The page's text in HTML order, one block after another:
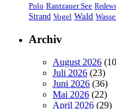
Polo Rantzauer See
Strand Vogel Wald
Archiv
August 2026
Juli 2026 (23)
Juni 2026 (36)
Mai 2026 (22)
April 2026 (29)